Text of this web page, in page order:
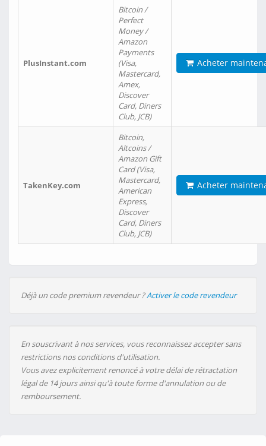
PlusInstant.com
Bitcoin /
Perfect
Money /
Amazon
Payments
(Visa,
Mastercard,
Amex,
Discover
Card, Diners
Club, JCB)
Acheter
TakenKey.com
Bitcoin,
Altcoins /
Amazon Gift
Card (Visa,
Mastercard,
American
Express,
Discover
Card, Diners
Club, JCB)
Acheter
Déjà un code premium revendeur ?Activer le code revendeur
En souscrivant à nos services, vous reconnaissez accepter sans
restrictions nos conditions d'utilisation.
Vous avez explicitement renoncé à votre délai de rétractation
légal de 14 jours ainsi qu'à toute forme d'annulation ou de
remboursement.